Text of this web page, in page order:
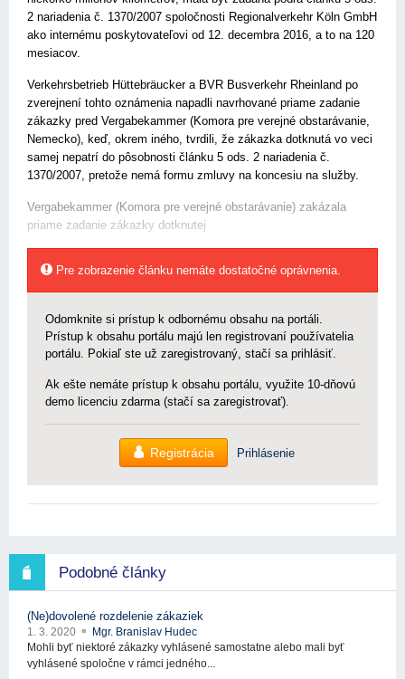
2 nariadenia č. 1370/2007 spoločnosti Regionalverkehr Köln GmbH
ako internému poskytovateľovi od 12. decembra 2016, a to na 120
mesiacov.
Verkehrsbetrieb Hüttebräucker a BVR Busverkehr Rheinland po
zverejnení tohto oznámenia napadli navrhované priame zadanie
zákazky pred Vergabekammer (Komora pre verejné obstarávanie,
Nemecko), keď, okrem iného, tvrdili, že zákazka dotknutá vo veci
samej nepatrí do pôsobnosti článku 5 ods. 2 nariadenia č.
1370/2007, pretože nemá formu zmluvy na koncesiu na služby.
Vergabekammer (Komora pre verejné obstarávanie) zakázala
priame zadanie zákazky dotknutej
Pre zobrazenie článku nemáte dostatočné oprávnenia.
Odomknite si prístup k odbornému obsahu na portáli.
Prístup k obsahu portálu majú len registrovaní používatelia
portálu. Pokiaľ ste už zaregistrovaný, stačí sa prihlásiť.
Ak ešte nemáte prístup k obsahu portálu, využite 10-dňovú
demo licenciu zdarma (stačí sa zaregistrovať).
Registrácia Prihlásenie
Podobné články
(Ne)dovolené rozdelenie zákaziek
1. 3. 2020
Mgr. Branislav Hudec
Mohli byť niektoré zákazky vyhlásené samostatne alebo mali byť
vyhlásené spoločne v rámci jedného...